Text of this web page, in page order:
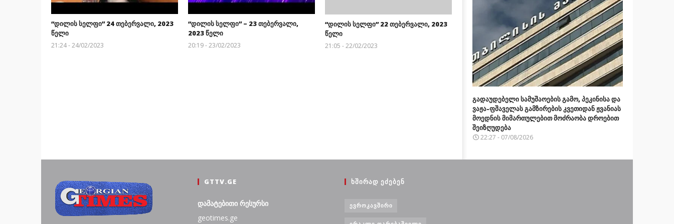
“დილის სელფი” 24 თებერვალი, 2023
წელი
21:24 - 24/02/2023
“დილის სელფი” – 23 თებერვალი,
2023 წელი
20:19 - 23/02/2023
“დილის სელფი” 22 თებერვალი, 2023
წელი
21:05 - 22/02/2023
გადაუდებელი სამუშაოების გამო, პეკინისა და
ვაჟა-ფშაველას გამზირების კვეთიდან ჟვანიას
მოედნის მიმართულებით მოძრაობა დროებით
შეიზღუდება
22:27 - 07/08/2026
GTTV.GE
დამატებითი რესურსი
geotimes.ge
ᲮᲨᲘᲠᲐᲓ ᲔᲫᲔᲑᲔᲜ
ᲔᲕᲠᲝᲙᲐᲕᲨᲘᲠᲘ